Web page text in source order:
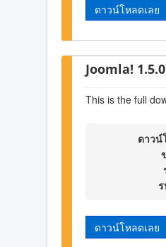
ดาวน์โหลดเลย
Joomla!
This is the full
ดาวน์
ดาวน์โหลดเลย